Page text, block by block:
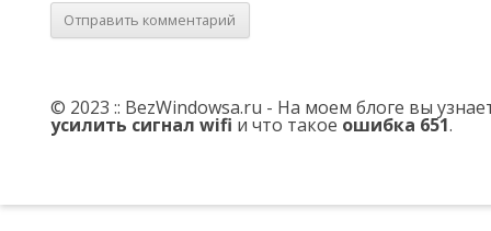
© 2023 :: BezWindowsa.ru - На моем блоге вы
усилить сигнал wifi и что такое ошибка 651.